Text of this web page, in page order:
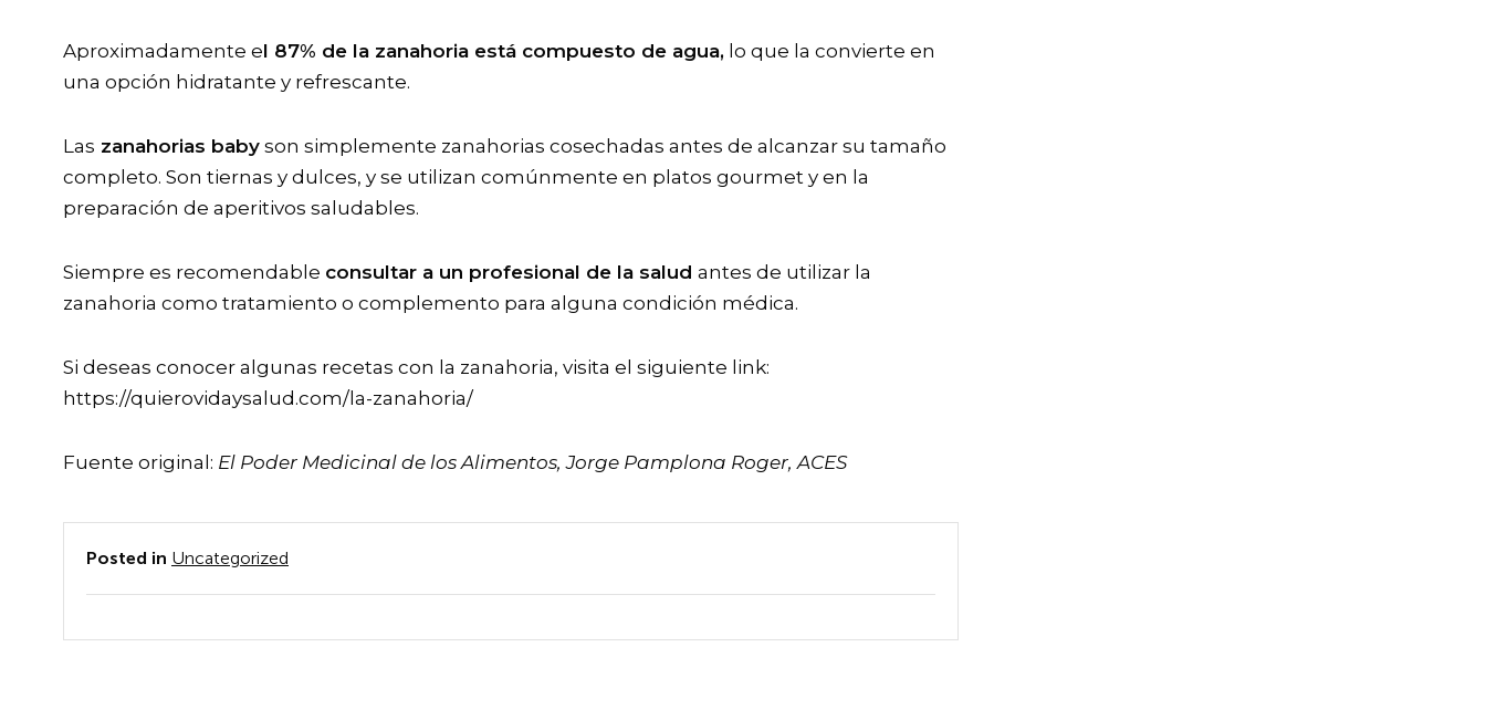
Aproximadamente el 87% de la zanahoria está compuesto de agua, lo que la convierte en
una opción hidratante y refrescante.
Las zanahorias baby son simplemente zanahorias cosechadas antes de alcanzar su tamaño
completo. Son tiernas y dulces, y se utilizan comúnmente en platos gourmet y en la
preparación de aperitivos saludables.
Siempre es recomendable consultar a un profesional de la salud antes de utilizar la
zanahoria como tratamiento o complemento para alguna condición médica.
Si deseas conocer algunas recetas con la zanahoria, visita el siguiente link:
https://quierovidaysalud.com/la-zanahoria/
Fuente original: El Poder Medicinal de los Alimentos, Jorge Pamplona Roger,ACES
Posted in Uncategorized